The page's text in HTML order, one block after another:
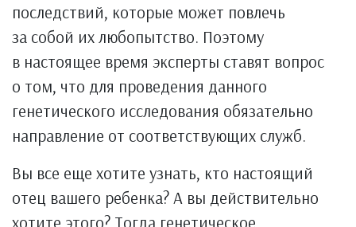
последствий, которые может повлечь
за собой их любопытство. Поэтому
в настоящее время эксперты ставят вопрос
о том, что для проведения данного
генетического исследования обязательно
направление от соответствующих служб.
Вы все еще хотите узнать, кто настоящий
отец вашего ребенка? А вы действительно
хотите этого? Тогда генетическое